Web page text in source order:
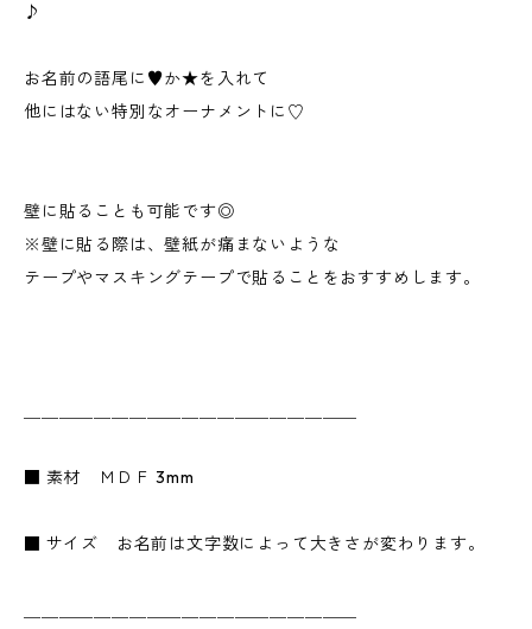
♪
お名前の語尾に♥か★を入れて
他にはない特別なオーナメントに♡
壁に貼ることも可能です◎
※壁に貼る際は、壁紙が痛まないような
テープやマスキングテープで貼ることをおすすめします。
■ 素材 ＭＤＦ 3mm
■ サイズ お名前は文字数によって大きさが変わります。